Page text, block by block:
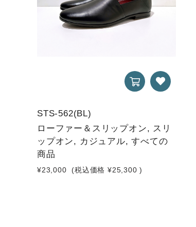
STS-562(BL)
ローファー＆スリップオン, スリ
ップオン, カジュアル, すべての
商品
¥23,000 (税込価格 ¥25,300 )